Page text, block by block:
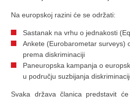
Na europskoj razini će se održati:
Sastanak na vrhu o jednakosti
Ankete (Eurobarometar surveys)
prema diskriminaciji
Paneuropska kampanja o
u području suzbijanja
Svaka država članica predstavit